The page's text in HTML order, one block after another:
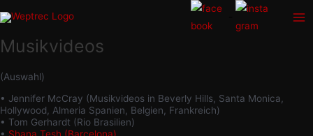
Inhalt
Musikvideos
(Auswahl)
• Jennifer McCray (Musikvideos in Beverly Hills, Santa Monica,
Hollywood, Almeria Spanien, Belgien, Frankreich)
• Tom Gerhardt (Rio Brasilien)
• Shana Tesh (Barcelona)